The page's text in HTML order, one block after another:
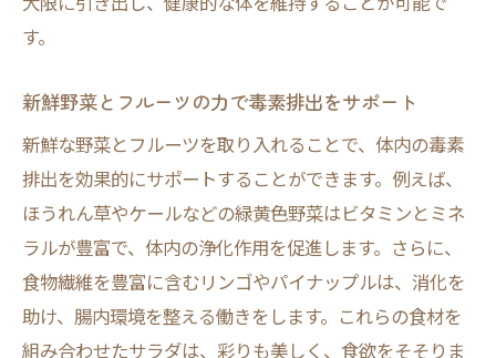
す。
新鮮野菜とフルーツの力で毒素排出をサポート
新鮮な野菜とフルーツを取り入れることで、体内の毒素
排出を効果的にサポートすることができます。例えば、
ほうれん草やケールなどの緑黄色野菜はビタミンとミネ
ラルが豊富で、体内の浄化作用を促進します。さらに、
食物繊維を豊富に含むリンゴやパイナップルは、消化を
助け、腸内環境を整える働きをします。これらの食材を
組み合わせたサラダは、彩りも美しく、食欲をそそりま